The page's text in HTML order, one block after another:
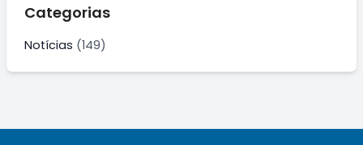
Categorias
Notícias (149)